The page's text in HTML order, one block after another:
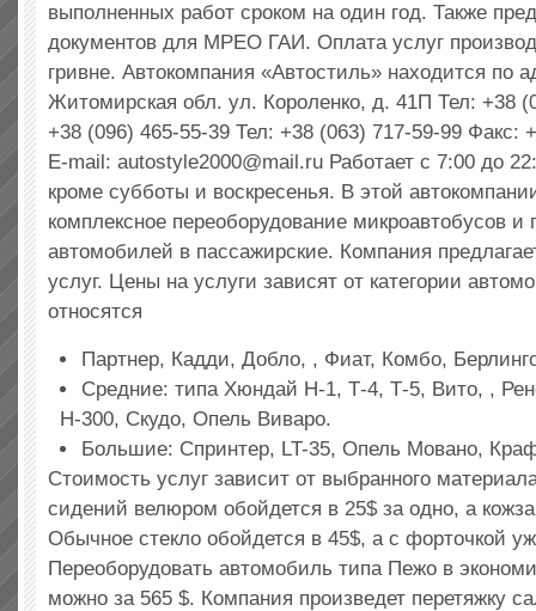
выполненных работ сроком на один год. Также
документов для МРЕО ГАИ. Оплата услуг
гривне. Автокомпания «Автостиль» находится по
Житомирская обл. ул. Короленко, д. 41П Тел: +38
+38 (096) 465-55-39 Тел: +38 (063) 717-59-99 Факс:
E-mail: autostyle2000@mail.ru Работает с 7:00 до
кроме субботы и воскресенья. В этой
комплексное переоборудование микроавтобусов и
автомобилей в пассажирские. Компания
услуг. Цены на услуги зависят от категории
относятся
Партнер, Кадди, Добло, , Фиат, Комбо,
Средние: типа Хюндай Н-1, Т-4, Т-5, Вито, ,
Н-300, Скудо, Опель Виваро.
Большие: Спринтер, LT-35, Опель Мовано,
Стоимость услуг зависит от выбранного
сидений велюром обойдется в 25$ за одно, а
Обычное стекло обойдется в 45$, а с форточкой
Переоборудовать автомобиль типа Пежо в
можно за 565 $. Компания произведет перетяжку